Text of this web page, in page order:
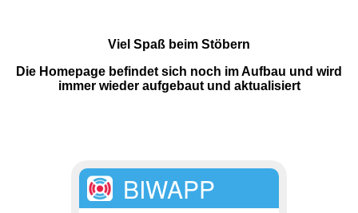
Viel Spaß beim Stöbern
Die Homepage befindet sich noch im Aufbau und wird
immer wieder aufgebaut und aktualisiert